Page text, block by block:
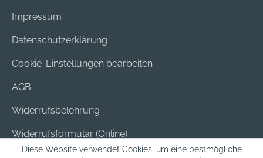
Impressum
Datenschutzerklärung
Cookie-Einstellungen bearbeiten
AGB
Widerrufsbelehrung
Widerrufsformular (Online)
Diese Website verwendet Cookies, um eine bestmögliche